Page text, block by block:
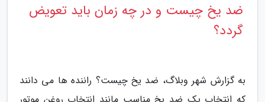
ضد یخ چیست و در چه زمان باید تعویض
گردد؟
به گزارش شهر وبلاگ، ضد یخ چیست؟ راننده ها می دانند